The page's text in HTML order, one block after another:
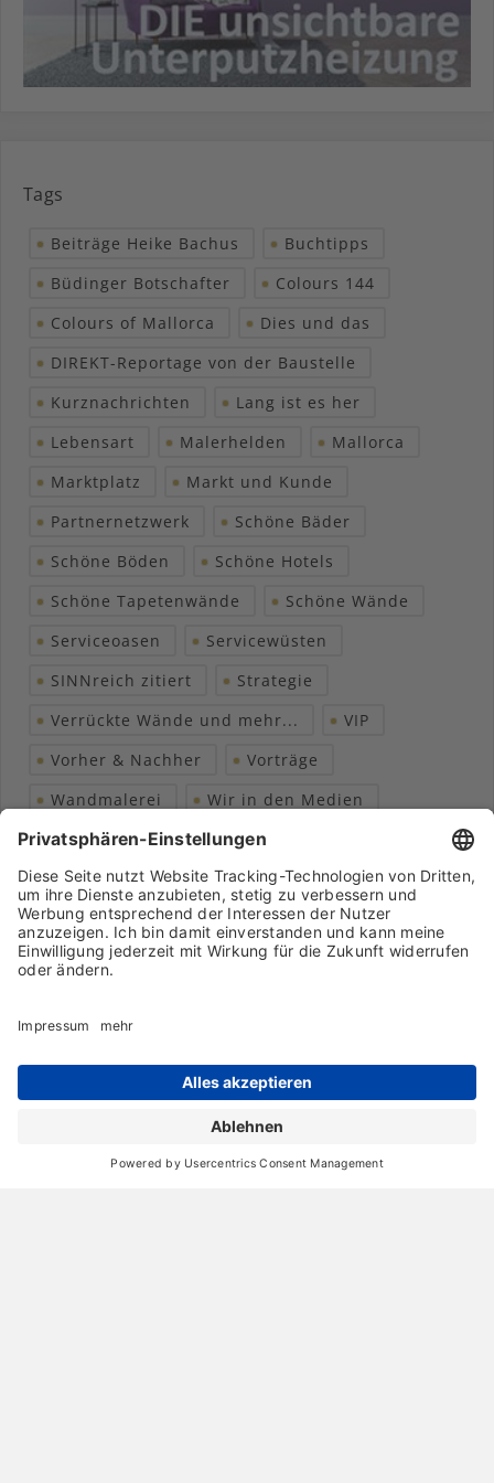
Tags
Beiträge Heike Bachus
Buchtipps
Büdinger Botschafter
Colours 144
Colours of Mallorca
Dies und das
DIREKT-Reportage von der Baustelle
Kurznachrichten
Lang ist es her
Lebensart
Malerhelden
Mallorca
Marktplatz
Markt und Kunde
Partnernetzwerk
Schöne Bäder
Schöne Böden
Schöne Hotels
Schöne Tapetenwände
Schöne Wände
Serviceoasen
Servicewüsten
SINNreich zitiert
Strategie
Verrückte Wände und mehr...
VIP
Vorher & Nachher
Vorträge
Wandmalerei
Wir in den Medien
Wohngesundheit
Markenpartner